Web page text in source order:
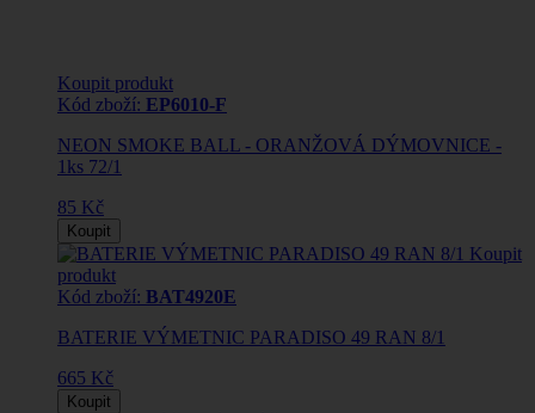
Koupit produkt
Kód zboží: EP6010-F
NEON SMOKE BALL - ORANŽOVÁ DÝMOVNICE -
1ks 72/1
85 Kč
Koupit
Koupit
produkt
Kód zboží: BAT4920E
BATERIE VÝMETNIC PARADISO 49 RAN 8/1
665 Kč
Koupit